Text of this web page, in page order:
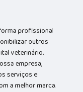
profissional
outros
veterinário.
empresa,
serviços e
a melhor marca.